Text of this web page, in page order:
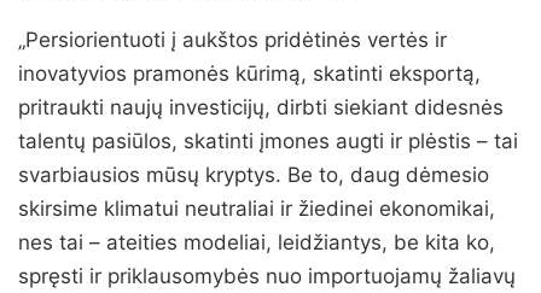
„Persiorientuoti į aukštos pridėtinės vertės ir
inovatyvios pramonės kūrimą, skatinti eksportą,
pritraukti naujų investicijų, dirbti siekiant didesnės
talentų pasiūlos, skatinti įmones augti ir plėstis – tai
svarbiausios mūsų kryptys. Be to, daug dėmesio
skirsime klimatui neutraliai ir žiedinei ekonomikai,
nes tai – ateities modeliai, leidžiantys, be kita ko,
spręsti ir priklausomybės nuo importuojamų žaliavų